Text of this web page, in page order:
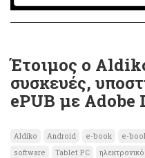
Έτοιμος ο
συσκευές,
ePUB με Adobe
Aldiko Android e-book e-
software
Tablet PC